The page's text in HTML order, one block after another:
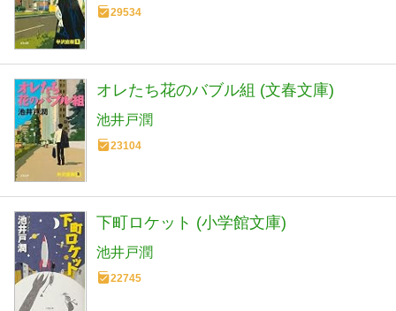
29534
オレたち花のバブル組 (文春文庫)
池井戸潤
23104
下町ロケット (小学館文庫)
池井戸潤
22745